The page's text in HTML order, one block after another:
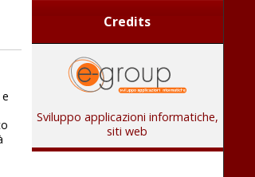
Credits
Sviluppo applicazioni informatiche,
siti web